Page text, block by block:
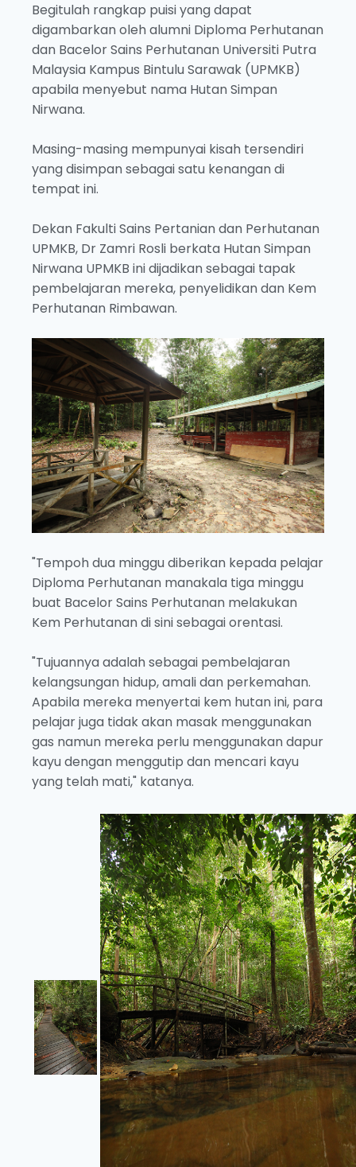
Begitulah rangkap puisi yang dapat
digambarkan oleh alumni Diploma Perhutanan
dan Bacelor Sains Perhutanan Universiti Putra
Malaysia Kampus Bintulu Sarawak (UPMKB)
apabila menyebut nama Hutan Simpan
Nirwana.
Masing-masing mempunyai kisah tersendiri
yang disimpan sebagai satu kenangan di
tempat ini.
Dekan Fakulti Sains Pertanian dan Perhutanan
UPMKB, Dr Zamri Rosli berkata Hutan Simpan
Nirwana UPMKB ini dijadikan sebagai tapak
pembelajaran mereka, penyelidikan dan Kem
Perhutanan Rimbawan.
"Tempoh dua minggu diberikan kepada pelajar
Diploma Perhutanan manakala tiga minggu
buat Bacelor Sains Perhutanan melakukan
Kem Perhutanan di sini sebagai orentasi.
"Tujuannya adalah sebagai pembelajaran
kelangsungan hidup, amali dan perkemahan.
Apabila mereka menyertai kem hutan ini, para
pelajar juga tidak akan masak menggunakan
gas namun mereka perlu menggunakan dapur
kayu dengan menggutip dan mencari kayu
yang telah mati," katanya.